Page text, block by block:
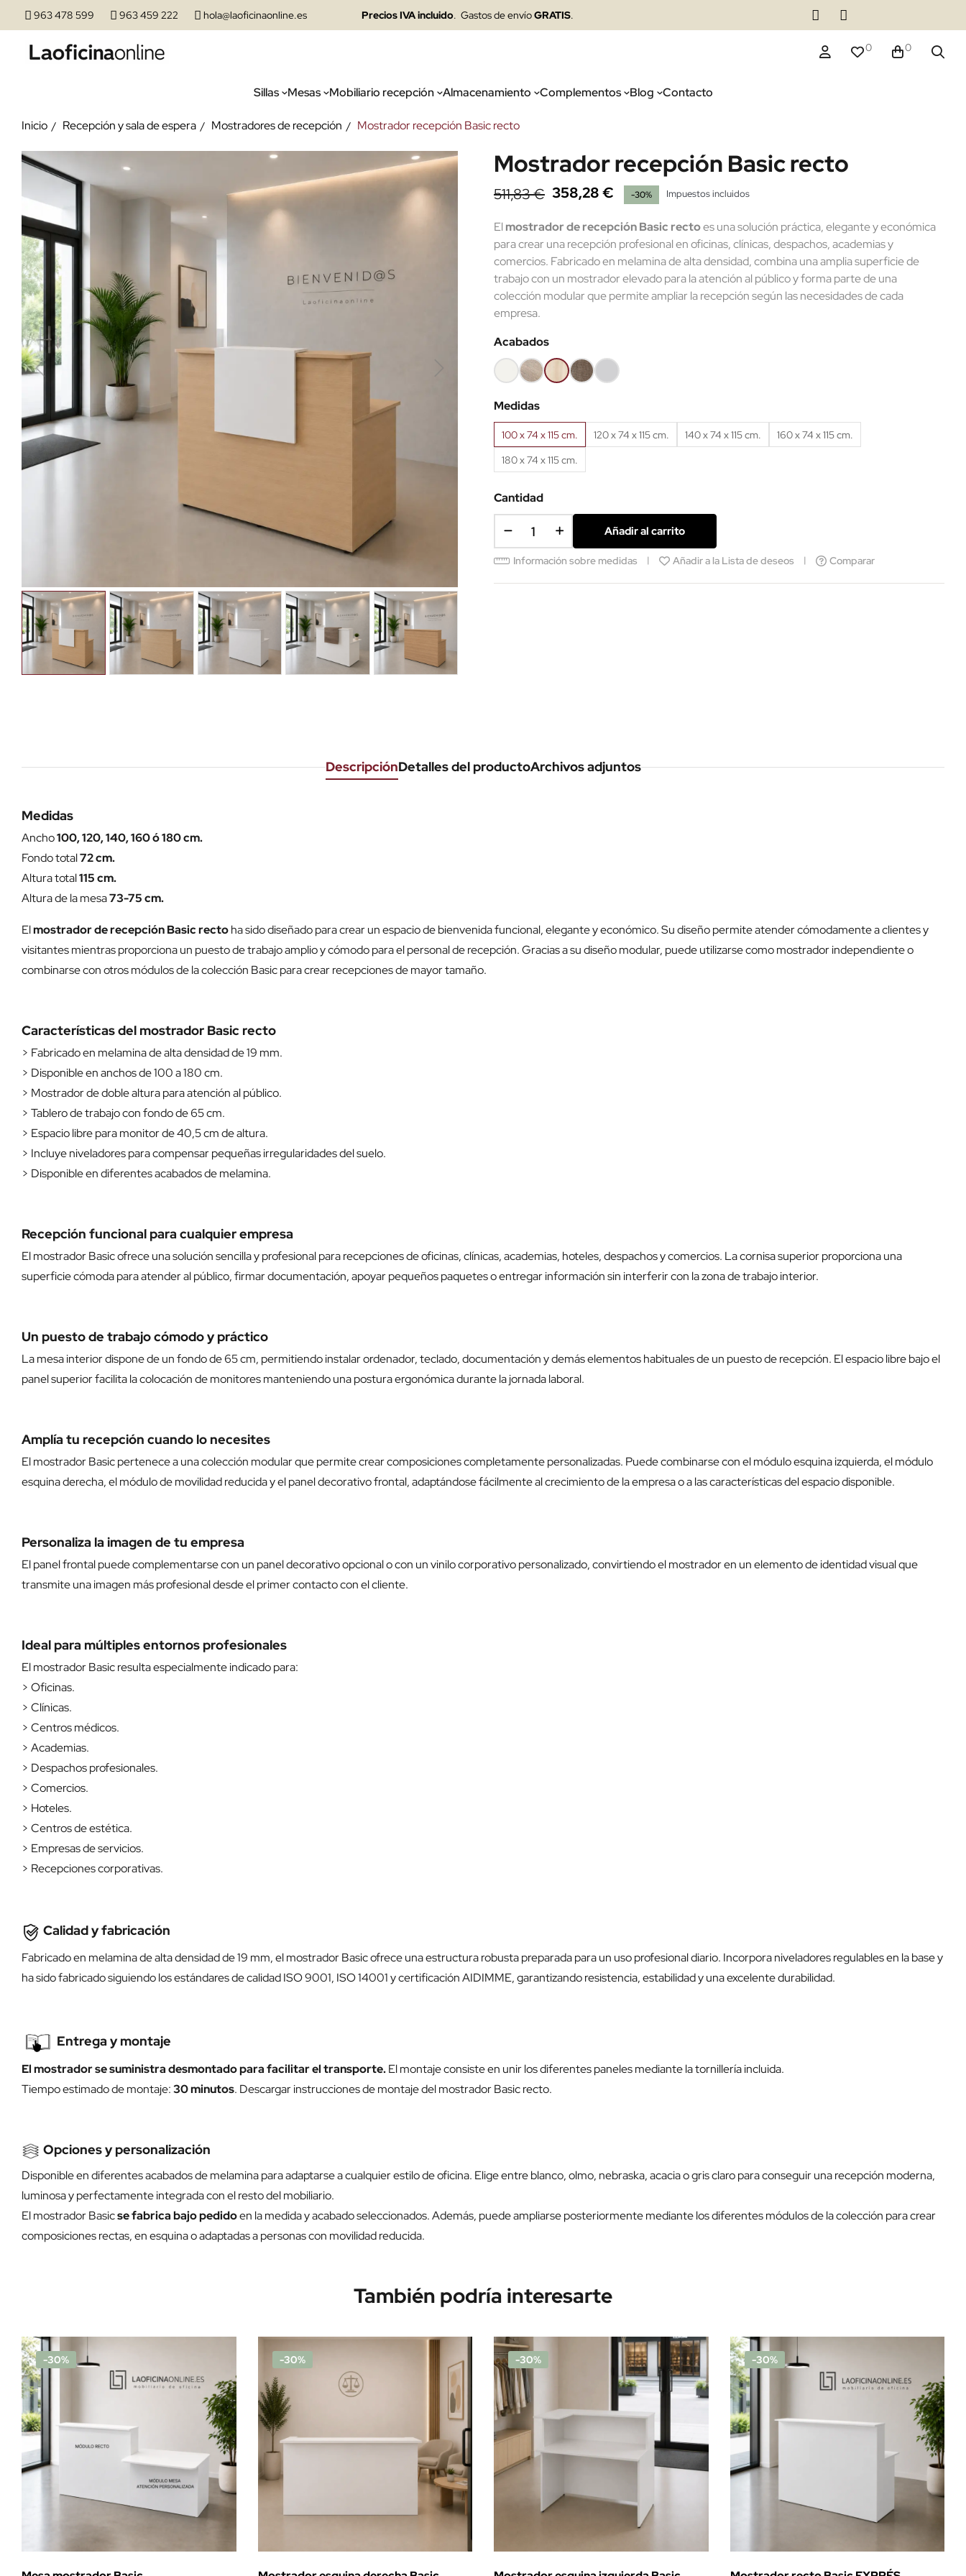
963 478 599 963 459 222 hola@laoficinaonline.es Precios IVA incluido. Gastos de envíoGRATIS.
0 0
Sillas Mesas Mobiliario recepción Almacenamiento Complementos Blog Contacto
Inicio Recepción y sala de espera Mostradores de recepción Mostrador recepción Basic recto
Mostrador recepción Basic recto
511,83 € 358,28 € -30% Impuestos incluidos
El mostrador de recepción Basic rectoes una solución práctica, elegante y económica
para crear una recepción profesional en oficinas, clínicas, despachos, academias y
comercios. Fabricado en melamina de alta densidad, combina una amplia superficie de
trabajo con un mostrador elevado para la atención al público y forma parte de una
colección modular que permite ampliar la recepción según las necesidades de cada
empresa.
Acabados
BlancoOlmo
claro
AcaciaNebraska
Gris
claro
Medidas
100 x 74 x 115 cm. 120 x 74 x 115 cm. 140 x 74 x 115 cm.
160 x 74 x 115 cm.
180 x 74 x 115 cm.
Cantidad
Añadir al carrito
Información sobre medidas Añadir a la Lista de deseos Comparar
DescripciónDetalles del productoArchivos adjuntos
Medidas
Ancho100, 120, 140, 160 ó 180 cm.
Fondo total72 cm.
Altura total115 cm.
Altura de la mesa73-75 cm.
Elmostrador de recepción Basic rectoha sido diseñado para crear un espacio de bienvenida funcional, elegante y económico. Su diseño permite atender cómodamente a clientes y
visitantes mientras proporciona un puesto de trabajo amplio y cómodo para el personal de recepción. Gracias a su diseño modular, puede utilizarse como mostrador independiente o
combinarse con otros módulos de la colección Basic para crear recepciones de mayor tamaño.
Características del mostrador Basic recto
> Fabricado en melamina de alta densidad de 19 mm.
> Disponible en anchos de 100 a 180 cm.
> Mostrador de doble altura para atención al público.
> Tablero de trabajo con fondo de 65 cm.
> Espacio libre para monitor de 40,5 cm de altura.
> Incluye niveladores para compensar pequeñas irregularidades del suelo.
> Disponible en diferentes acabados de melamina.
Recepción funcional para cualquier empresa
El mostrador Basic ofrece una solución sencilla y profesional para recepciones de oficinas, clínicas, academias, hoteles, despachos y comercios. La cornisa superior proporciona una
superficie cómoda para atender al público, firmar documentación, apoyar pequeños paquetes o entregar información sin interferir con la zona de trabajo interior.
Un puesto de trabajo cómodo y práctico
La mesa interior dispone de un fondo de 65 cm, permitiendo instalar ordenador, teclado, documentación y demás elementos habituales de un puesto de recepción. El espacio libre bajo el
panel superior facilita la colocación de monitores manteniendo una postura ergonómica durante la jornada laboral.
Amplía tu recepción cuando lo necesites
El mostrador Basic pertenece a una colección modular que permite crear composiciones completamente personalizadas. Puede combinarse con elmódulo esquina izquierda, elmódulo
esquina derecha, elmódulo de movilidad reduciday elpanel decorativo frontal, adaptándose fácilmente al crecimiento de la empresa o a las características del espacio disponible.
Personaliza la imagen de tu empresa
El panel frontal puede complementarse con un panel decorativo opcional o con un vinilo corporativo personalizado, convirtiendo el mostrador en un elemento de identidad visual que
transmite una imagen más profesional desde el primer contacto con el cliente.
Ideal para múltiples entornos profesionales
El mostrador Basic resulta especialmente indicado para:
> Oficinas.
> Clínicas.
> Centros médicos.
> Academias.
> Despachos profesionales.
> Comercios.
> Hoteles.
> Centros de estética.
> Empresas de servicios.
> Recepciones corporativas.
Calidad y fabricación
Fabricado en melamina de alta densidad de 19 mm, el mostrador Basic ofrece una estructura robusta preparada para un uso profesional diario. Incorpora niveladores regulables en la base y
ha sido fabricado siguiendo los estándares de calidad ISO 9001, ISO 14001 y certificación AIDIMME, garantizando resistencia, estabilidad y una excelente durabilidad.
Entrega y montaje
El mostrador se suministra desmontado para facilitar el transporte.El montaje consiste en unir los diferentes paneles mediante la tornillería incluida.
Tiempo estimado de montaje:30 minutos. Descargar instrucciones de montaje del mostrador Basic recto.
Opciones y personalización
Disponible en diferentes acabados de melamina para adaptarse a cualquier estilo de oficina. Elige entre blanco, olmo, nebraska, acacia o gris claro para conseguir una recepción moderna,
luminosa y perfectamente integrada con el resto del mobiliario.
El mostrador Basicse fabrica bajo pedidoen la medida y acabado seleccionados. Además, puede ampliarse posteriormente mediante los diferentes módulos de la colección para crear
composiciones rectas, en esquina o adaptadas a personas con movilidad reducida.
También podría interesarte
-30% -30% -30% -30%